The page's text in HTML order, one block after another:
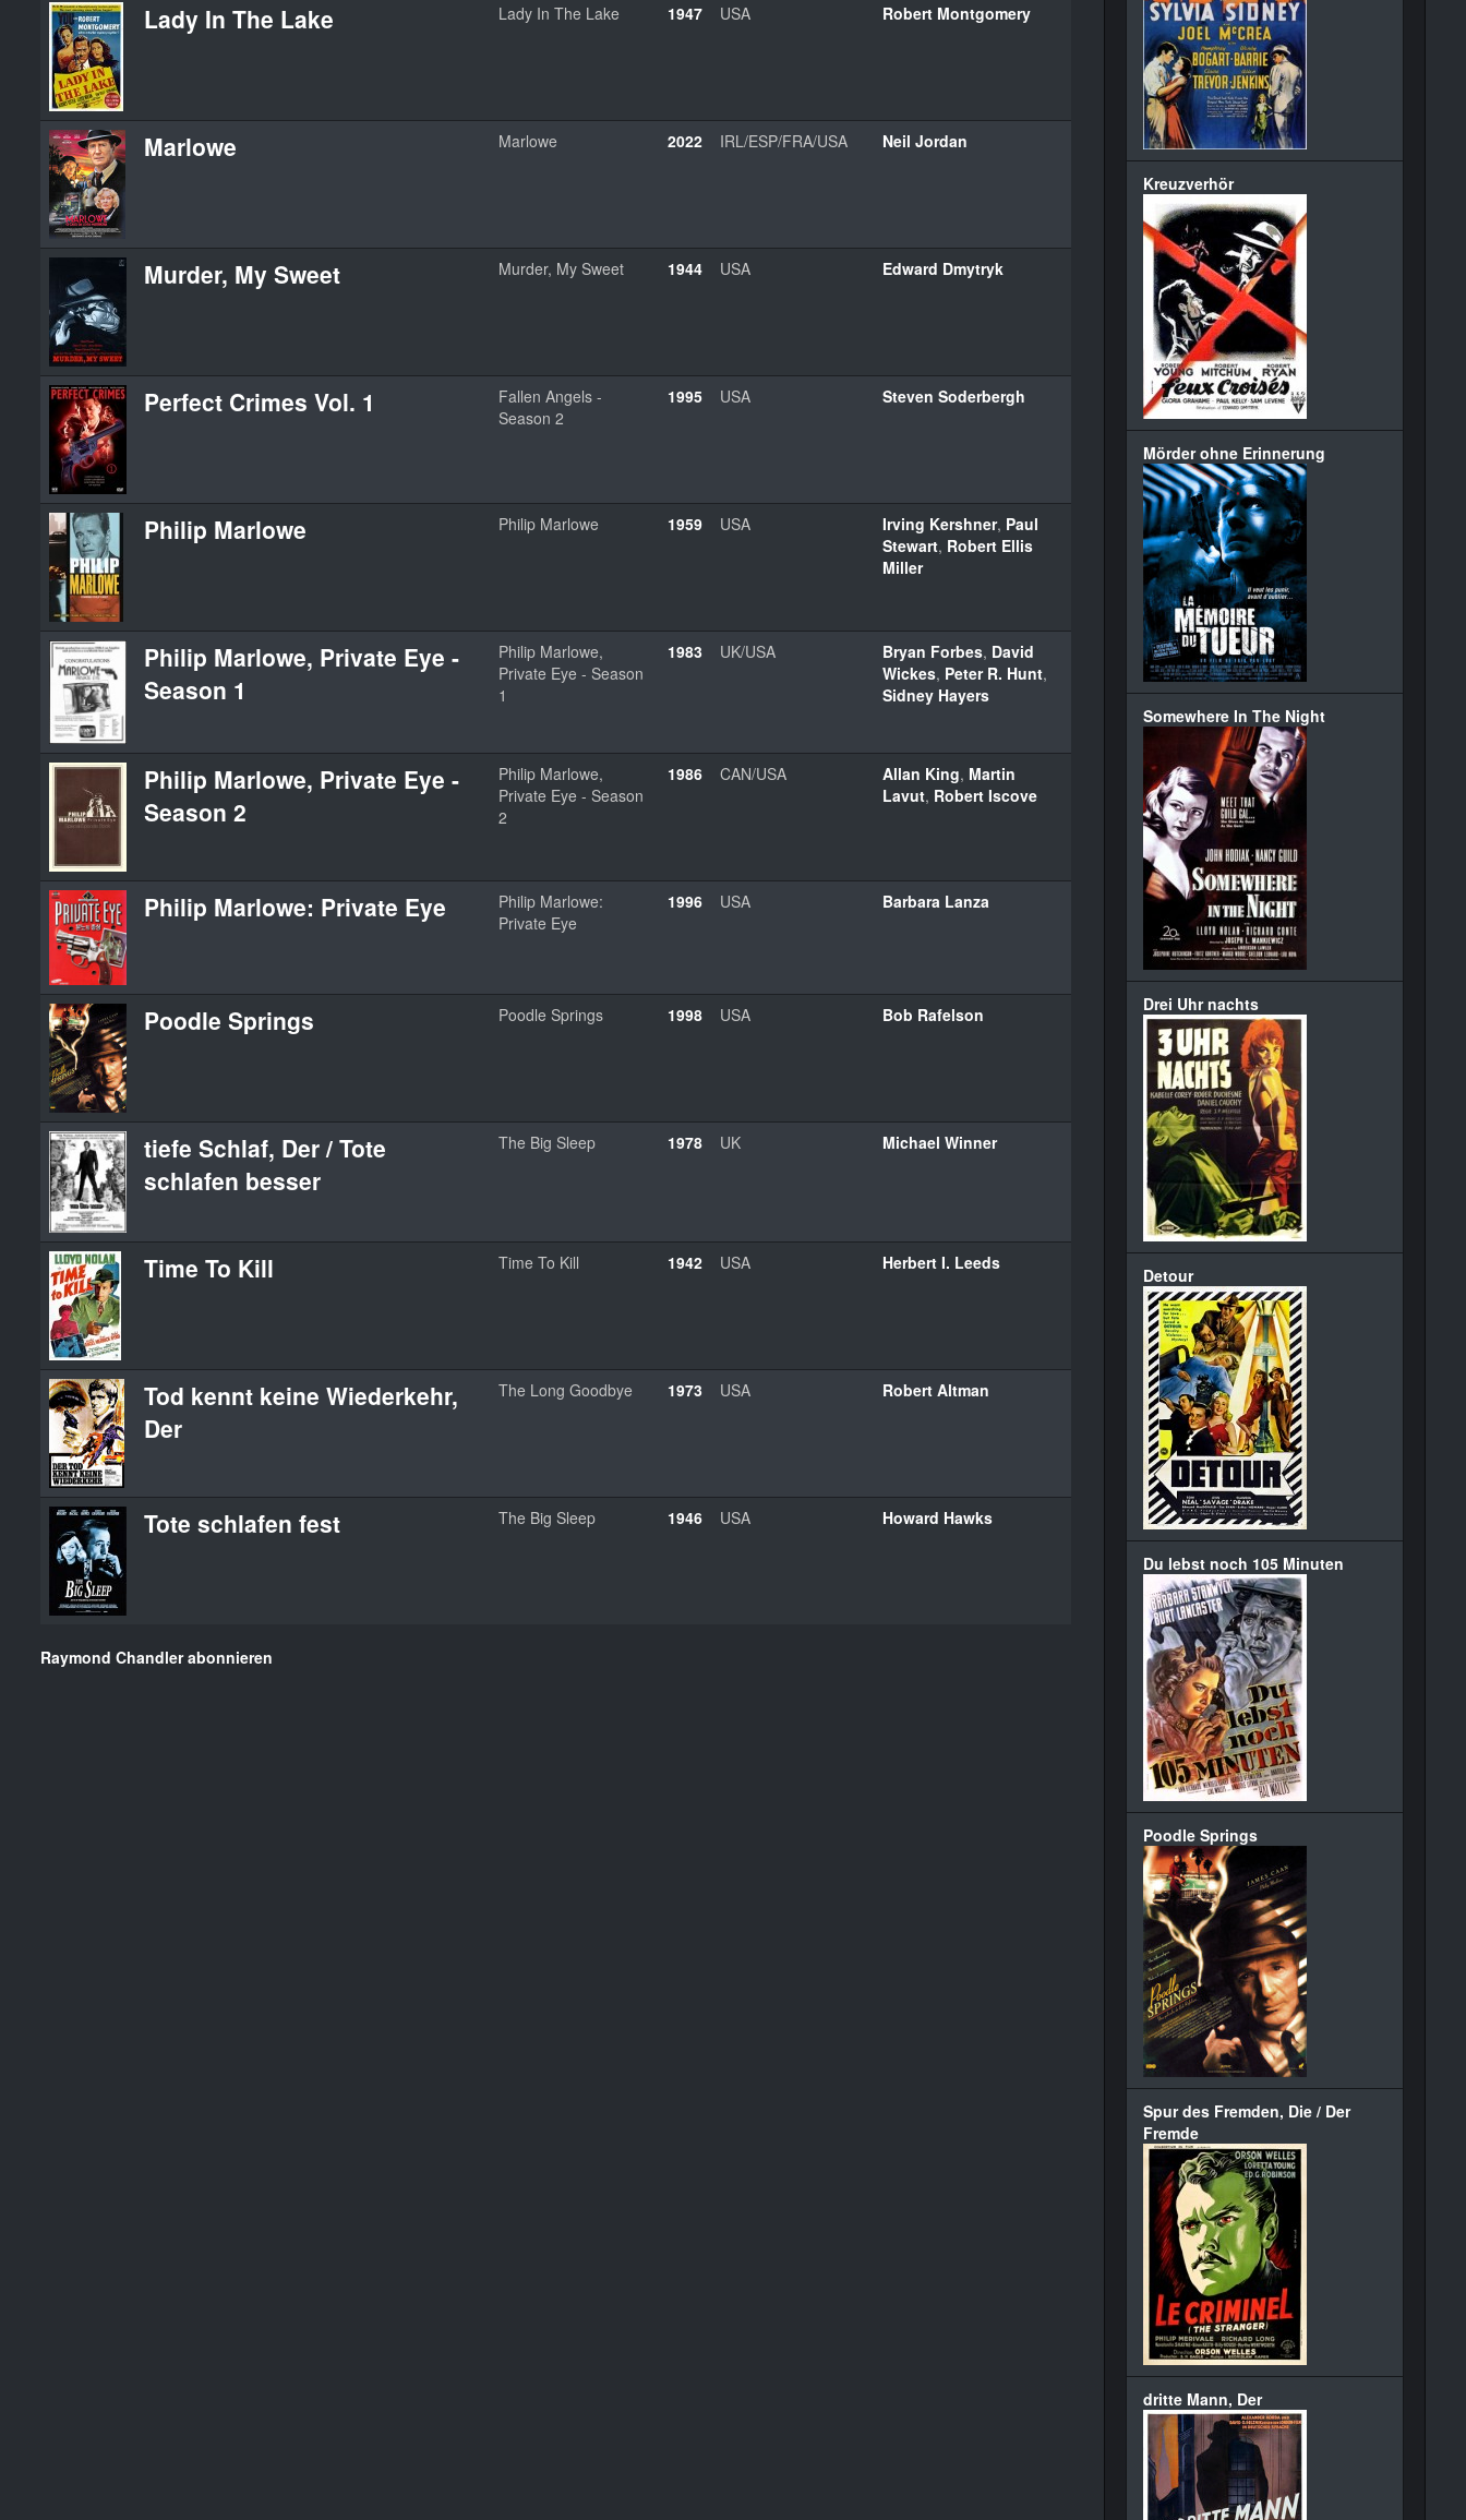
Lady In The Lake Lady In The Lake 1947 USA Robert Montgomery
Marlowe Marlowe 2022 IRL/ESP/FRA/USA Neil Jordan
Murder, My Sweet Murder, My Sweet 1944 USA Edward Dmytryk
Perfect Crimes Vol. 1
Fallen Angels -
Season 2
1995 USA Steven Soderbergh
Philip Marlowe Philip Marlowe 1959 USA Irving Kershner, Paul
Stewart, Robert Ellis
Miller
Philip Marlowe, Private Eye -
Season 1
Philip Marlowe,
Private Eye - Season
1
1983 UK/USA Bryan Forbes, David
Wickes, Peter R. Hunt,
Sidney Hayers
Philip Marlowe, Private Eye -
Season 2
Philip Marlowe,
Private Eye - Season
2
1986 CAN/USA Allan King, Martin
Lavut, Robert Iscove
Philip Marlowe: Private Eye
Philip Marlowe:
Private Eye
1996 USA Barbara Lanza
Poodle Springs Poodle Springs 1998 USA Bob Rafelson
tiefe Schlaf, Der / Tote
schlafen besser
The Big Sleep 1978 UK Michael Winner
Time To Kill Time To Kill 1942 USA Herbert I. Leeds
Tod kennt keine Wiederkehr,
Der
The Long Goodbye 1973 USA Robert Altman
Tote schlafen fest The Big Sleep 1946 USA Howard Hawks
Raymond Chandler abonnieren
Kreuzverhör
Mörder ohne Erinnerung
Somewhere In The Night
Drei Uhr nachts
Detour
Du lebst noch 105 Minuten
Poodle Springs
Spur des Fremden, Die / Der
Fremde
dritte Mann, Der